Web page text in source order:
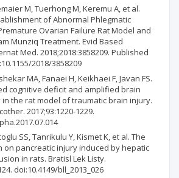
M, Tuerhong M, Keremu A, et al.
of Abnormal Phlegmatic
Ovarian Failure Rat Model and
Munziq Treatment. Evid Based
Med. 2018;2018:3858209. Published
2018/3858209
MA, Fanaei H, Keikhaei F, Javan FS.
cognitive deficit and amplified brain
in the rat model of traumatic brain injury.
2017;93:1220-1229.
SS, Tanrikulu Y, Kismet K, et al. The
on pancreatic injury induced by hepatic
in rats. Bratisl Lek Listy.
doi:10.4149/bll_2013_026